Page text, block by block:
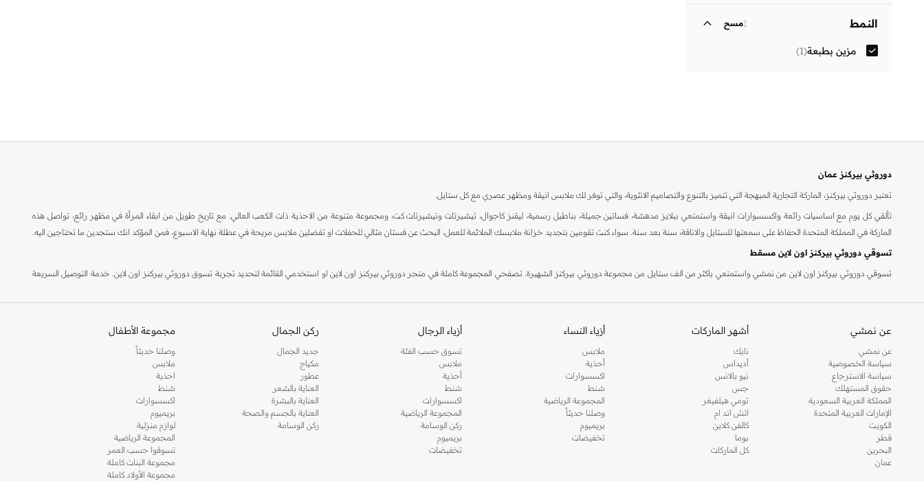
النمط 1مسح
مزين بطبعة(
1
)
دوروثي بيركنز عمان
تعتبر دوروثي بيركنز، الماركة التجارية المبهجة التي تتميز بالتنوع والتصاميم الانثوية، والتي توفر لك ملابس انيقة ومظهر عصري مع كل ستايل.
تألقي كل يوم مع اساسيات رائعة واكسسوارات انيقة واستمتعي ببلايز مدهشة، فساتين جميلة، بناطيل رسمية، ليقنز كاجوال، تيشيرتات وتيشيرتات كت، ومجموعة متنوعة من الاحذية ذات الكعب العالي. مع تاريخ طويل من ابقاء المرأة في مظهر رائع، تواصل هذه
الماركة في المملكة المتحدة الحفاظ على سمعتها للستايل والاناقة، سنة بعد سنة. سواء كنت تقومين بتجديد خزانة ملابسك الملائمة للعمل، البحث عن فستان مثالي للحفلات او تفضلين ملابس مريحة في عطلة نهاية الاسبوع، فمن المؤكد انك ستجدين ما تحتاجين اليه.
تسوقي دوروثي بيركنز اون لاين مسقط
تسوقي دوروثي بيركنز اون لاين من نمشي واستمتعي باكثر من الف ستايل من مجموعة دوروثي بيركنز الشهيرة. تصفحي المجموعة كاملة في متجر دوروثي بيركنز اون لاين او استخدمي القائمة لتحديد تجربة تسوق دوروثي بيركنز اون لاين. خدمة التوصيل السريعة
عن نمشي
عن نمشي
سياسة الخصوصية
سياسة الاسترجاع
حقوق المستهلك
المملكة العربية السعودية
الإمارات العربية المتحدة
الكويت
قطر
البحرين
عمان
أشهر الماركات
نايك
أديداس
نيو بالانس
جس
تومي هيلفيغر
اتش اند ام
كالفن كلاين
بوما
كل الماركات
أزياء النساء
ملابس
أحذية
اكسسوارات
شنط
المجموعة الرياضية
وصلنا حديثاً
بريميوم
تخفيضات
أزياء الرجال
تسوق حسب الفئة
ملابس
أحذية
شنط
اكسسوارات
المجموعة الرياضية
ركن الوسامة
بريميوم
تخفيضات
ركن الجمال
جديد الجمال
مكياج
عطور
العناية بالشعر
العناية بالبشرة
العناية بالجسم والصحة
ركن الوسامة
مجموعة الأطفال
وصلنا حديثاً
ملابس
احذية
شنط
اكسسوارات
بريميوم
لوازم منزلية
المجموعة الرياضية
تسوقوا حسب العمر
مجموعة البنات كاملة
مجموعة الأولاد كاملة